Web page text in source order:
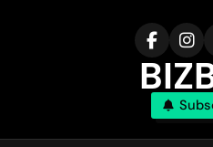
Bizbox –